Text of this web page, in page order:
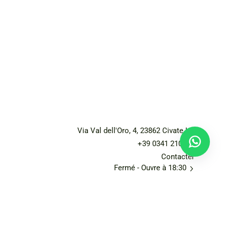
Via Val dell'Oro, 4, 23862 Civate LC
+39 0341 210206
Contacter
Fermé- Ouvre à 18:30